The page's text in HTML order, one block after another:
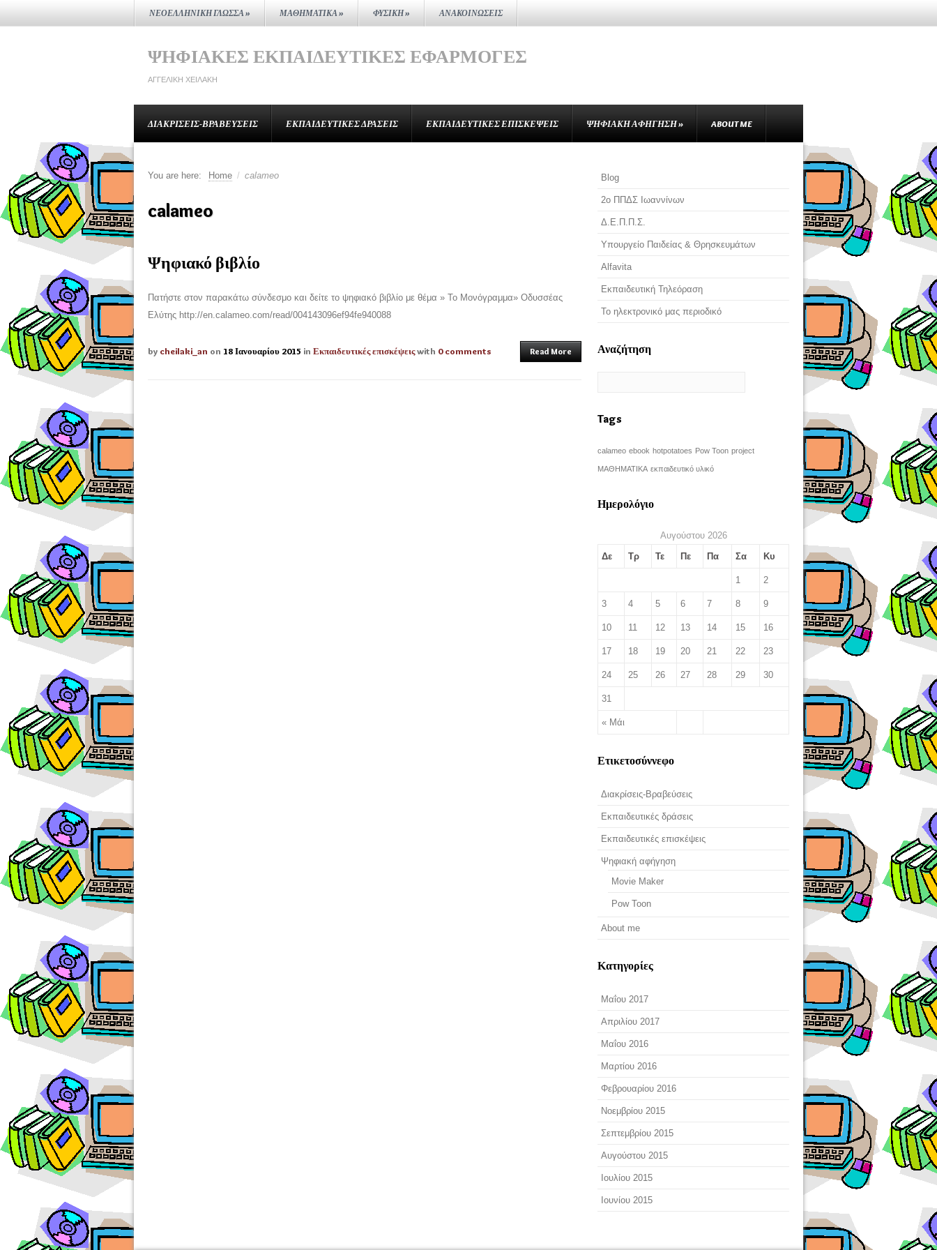
ΝΕΟΕΛΛΗΝΙΚΉ ΓΛΏΣΣΑ» ΜΑΘΗΜΑΤΙΚΆ» ΦΥΣΙΚΉ» ΑΝΑΚΟΙΝΏΣΕΙΣ
ΨΗΦΙΑΚΈΣ ΕΚΠΑΙΔΕΥΤΙΚΈΣ ΕΦΑΡΜΟΓΈΣ
ΑΓΓΕΛΙΚΉ ΧΕΙΛΆΚΗ
ΔΙΑΚΡΊΣΕΙΣ-ΒΡΑΒΕΎΣΕΙΣ ΕΚΠΑΙΔΕΥΤΙΚΈΣ ΔΡΆΣΕΙΣ ΕΚΠΑΙΔΕΥΤΙΚΈΣ ΕΠΙΣΚΈΨΕΙΣ ΨΗΦΙΑΚΉ ΑΦΉΓΗΣΗ» ABOUT ME
You are here: Home / calameo
calameo
Ψηφιακό βιβλίο
Πατήστε στον παρακάτω σύνδεσμο και δείτε το ψηφιακό βιβλίο με θέμα » Το Μονόγραμμα» Οδυσσέας
Ελύτης http://en.calameo.com/read/004143096ef94fe940088
by cheilaki_an on 18 Ιανουαρίου 2015 in Εκπαιδευτικές επισκέψειςwith 0 comments Read More
Blog
2o ΠΠΔΣ Ιωαννίνων
Δ.Ε.Π.Π.Σ.
Υπουργείο Παιδείας & Θρησκευμάτων
Αlfavita
Εκπαιδευτική Τηλεόραση
Το ηλεκτρονικό μας περιοδικό
Αναζήτηση
Tags
calameo ebook hotpotatoes Pow Toon project
ΜΑΘΗΜΑΤΙΚΑ εκπαιδευτικό υλικό
Ημερολόγιο
Αυγούστου 2026
Δε
Τρ Τε Πε Πα Σα Κυ
« Μάι
1 2
3 4 5 6 7 8 9
10 11 12 13 14 15 16
17 18 19 20 21 22 23
24 25 26 27 28 29 30
31
Ετικετοσύννεφο
Διακρίσεις-Βραβεύσεις
Εκπαιδευτικές δράσεις
Εκπαιδευτικές επισκέψεις
Ψηφιακή αφήγηση
Movie Maker
Pow Toon
About me
Κατηγορίες
Μαΐου 2017
Απριλίου 2017
Μαΐου 2016
Μαρτίου 2016
Φεβρουαρίου 2016
Νοεμβρίου 2015
Σεπτεμβρίου 2015
Αυγούστου 2015
Ιουλίου 2015
Ιουνίου 2015